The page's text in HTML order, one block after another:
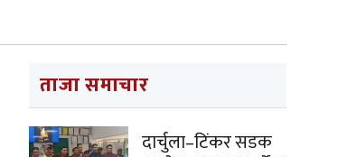
ताजा समाचार
दार्चुला–टिंकर सडक